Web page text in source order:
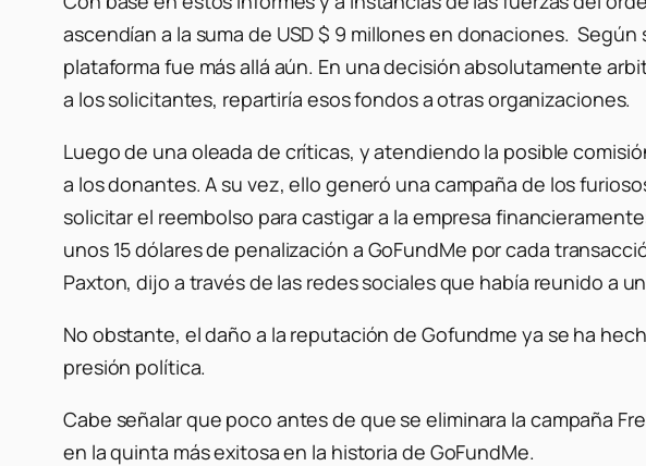
ascendían a la suma de USD $ 9 millones en donaciones.
plataforma fue más allá aún. En una decisión absolutamente
a los solicitantes, repartiría esos fondos a otras organizaciones.
Luego de una oleada de críticas, y atendiendo la posible
a los donantes. A su vez, ello generó una campaña de los
solicitar el reembolso para castigar a la empresa
unos 15 dólares de penalización a GoFundMe por cada
Paxton, dijo a través de las redes sociales que había reunido a
No obstante, el daño a la reputación de Gofundme ya se ha
presión política.
Cabe señalar que poco antes de que se eliminara la campaña
en la quinta más exitosa en la historia de GoFundMe.